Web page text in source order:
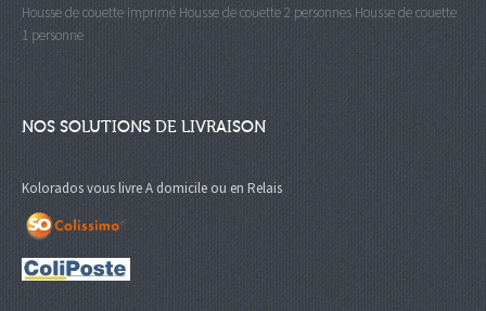
Housse de couette imprimé Housse de couette 2 personnes Housse de couette
1 personne
NOS SOLUTIONS DE LIVRAISON
Kolorados vous livre A domicile ou en Relais